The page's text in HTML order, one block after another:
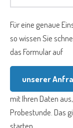
Für eine genaue
so wissen Sie
das Formular auf
unserer
mit Ihren Daten
Probestunde. Das
starten.